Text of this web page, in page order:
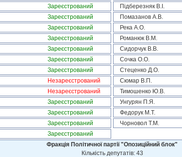
Зареєстрований Підберезняк В.І.
Зареєстрований Помазанов А.В.
Зареєстрований Река А.О.
Зареєстрований Романюк В.М.
Зареєстрований Сидорчук В.В.
Зареєстрований Сочка О.О.
Зареєстрований Стеценко Д.О.
Незареєстрований Сюмар В.П.
Незареєстрований Тимошенко Ю.В.
Зареєстрований Унгурян П.Я.
Зареєстрований Федорук М.Т.
Зареєстрований Чорновол Т.М.
Зареєстрований
Фракція Політичної партії "Опозиційний блок"
Кількість депутатів: 43